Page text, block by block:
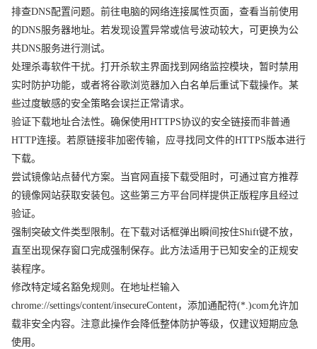
排查DNS配置问题。前往电脑的网络连接属性页面，查看当前使用
的DNS服务器地址。若发现设置异常或信号波动较大，可更换为公
共DNS服务进行测试。
处理杀毒软件干扰。打开杀软主界面找到网络监控模块，暂时禁用
实时防护功能，或者将谷歌浏览器加入白名单后重试下载操作。某
些过度敏感的安全策略会误拦正常请求。
验证下载地址合法性。确保使用HTTPS协议的安全链接而非普通
HTTP连接。若原链接非加密传输，应寻找同文件的HTTPS版本进行
下载。
尝试镜像站点替代方案。当官网直接下载受阻时，可通过官方推荐
的镜像网站获取安装包。这些第三方平台同样提供正版程序且经过
验证。
强制突破文件类型限制。在下载对话框弹出瞬间按住Shift键不放，
直至出现保存窗口完成强制保存。此方法适用于已知安全的正规安
装程序。
修改特定域名豁免规则。在地址栏输入
chrome://settings/content/insecureContent，添加通配符(*.)com允许加
载非安全内容。注意此操作会降低整体防护等级，仅建议短期应急
使用。